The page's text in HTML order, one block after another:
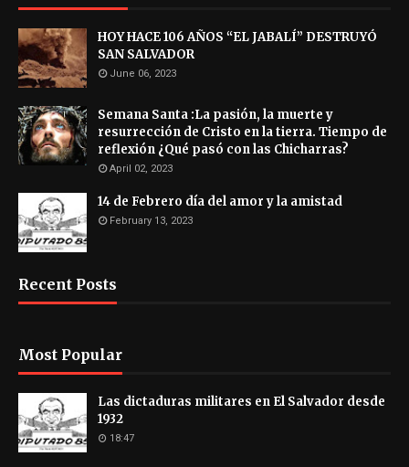
HOY HACE 106 AÑOS “EL JABALÍ” DESTRUYÓ
SAN SALVADOR
June 06, 2023
Semana Santa :La pasión, la muerte y
resurrección de Cristo en la tierra. Tiempo de
reflexión ¿Qué pasó con las Chicharras?
April 02, 2023
14 de Febrero día del amor y la amistad
February 13, 2023
Recent Posts
Most Popular
Las dictaduras militares en El Salvador desde
1932
18:47